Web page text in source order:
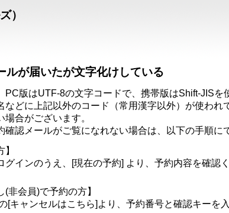
）
ルが届いたが文字化けしている
PC版はUTF-8の文字コードで、携帯版はShift-JISを
などに上記以外のコード（常用漢字以外）が使わ
場合がございます。
確認メールがご覧になれない場合は、以下の手順に
グインのうえ、[現在の予約] より、予約内容を確認く
(非会員)で予約の方】
[キャンセルはこちら]より、予約番号と確認キーを